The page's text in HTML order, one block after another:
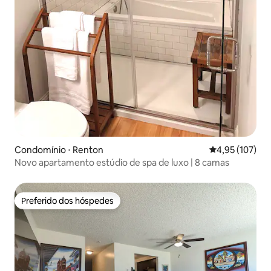
Condomínio ⋅ Renton 4,95 de uma
4,95 (107)
Novo apartamento estúdio de spa de luxo | 8 camas
Preferido dos hóspedes
Preferido dos hóspedes